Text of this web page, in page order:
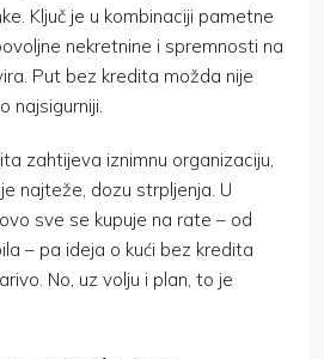
Ključ je u kombinaciji pametne
nekretnine i spremnosti na
Put bez kredita možda nije
najsigurniji.
zahtijeva iznimnu organizaciju,
najteže, dozu strpljenja. U
sve se kupuje na rate – od
– pa ideja o kući bez kredita
No, uz volju i plan, to je